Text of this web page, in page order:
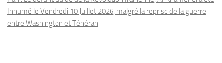
Inhumé le Vendredi 10 Juillet 2026, malgré la reprise de la guerre
entre Washington et Téhéran